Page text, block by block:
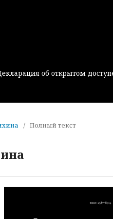
об открытом
/ Полный текст